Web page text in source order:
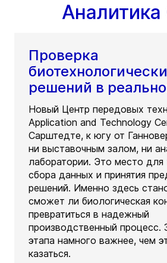
Аналитика
Проверка
решений в
Новый Центр передовых
Application and Technology
Сарштедте, к югу от
ни выставочным залом, ни
лаборатории. Это место для
сбора данных и принятия
решений. Именно здесь
сможет ли биологическая
превратиться в надежный
производственный процесс.
этапа намного важнее, чем
казаться.